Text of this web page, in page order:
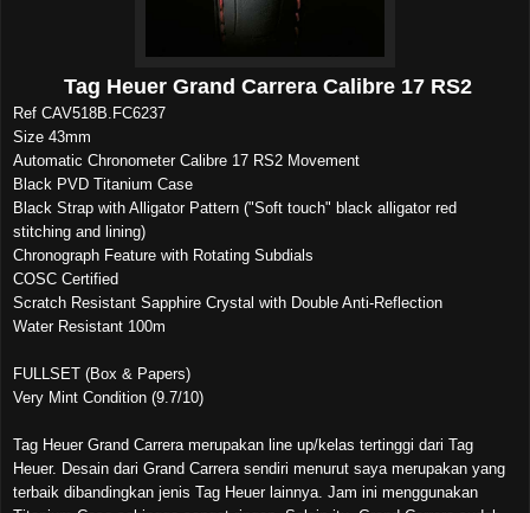
Tag Heuer Grand Carrera Calibre 17 RS2
Ref CAV518B.FC6237
Size 43mm
Automatic Chronometer Calibre 17 RS2 Movement
Black PVD Titanium Case
Black Strap with Alligator Pattern ("Soft touch" black alligator red
stitching and lining)
Chronograph Feature with Rotating Subdials
COSC Certified
Scratch Resistant Sapphire Crystal with Double Anti-Reflection
Water Resistant 100m
FULLSET (Box & Papers)
Very Mint Condition (9.7/10)
Tag Heuer Grand Carrera merupakan line up/kelas tertinggi dari Tag
Heuer. Desain dari Grand Carrera sendiri menurut saya merupakan yang
terbaik dibandingkan jenis Tag Heuer lainnya. Jam ini menggunakan